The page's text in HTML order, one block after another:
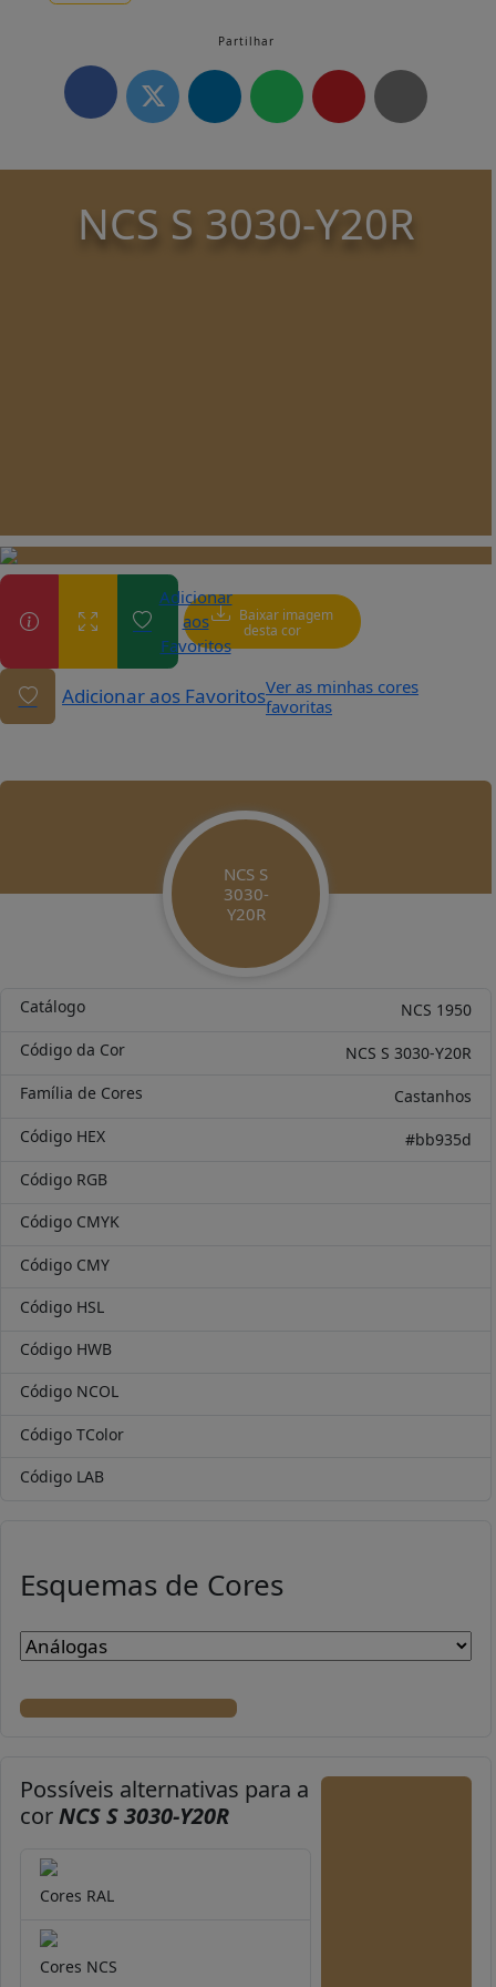
Partilhar
NCS S 3030-Y20R
Adicionar
aos
Favoritos
Baixar imagem
desta cor
Adicionar aos FavoritosVer as minhas cores
favoritas
NCS S
3030-
Y20R
Catálogo
NCS 1950
Código da Cor
NCS S 3030-Y20R
Família de Cores
Castanhos
Código HEX
#bb935d
Código RGB
Código CMYK
Código CMY
Código HSL
Código HWB
Código NCOL
Código TColor
Código LAB
Esquemas de Cores
Possíveis alternativas para a
corNCS S 3030-Y20R
Cores RAL
Cores NCS